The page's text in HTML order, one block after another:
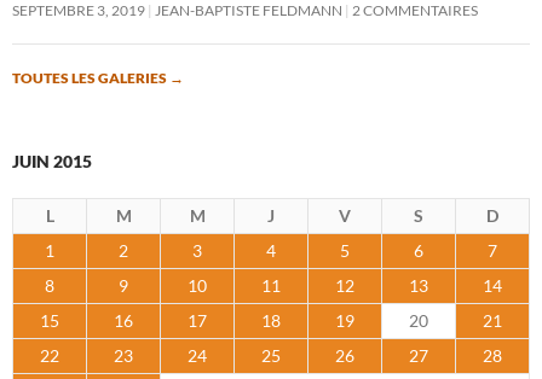
SEPTEMBRE 3, 2019 JEAN-BAPTISTE FELDMANN 2 COMMENTAIRES
TOUTES LES GALERIES →
JUIN 2015
L M M J V S
D
1
2 3 4 5 6
7
8
9 10 11 12 13
14
15
16 17 18 19 20
21
22
23 24 25 26 27
28